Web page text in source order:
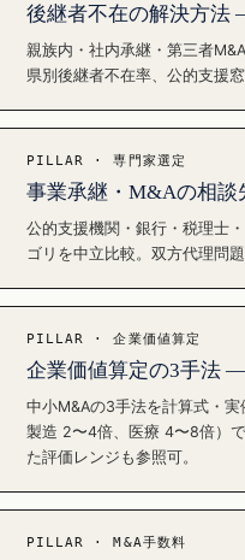
後継者不在の解決方法
親族内・社内承継・第三者
県別後継者不在率、公的支援
PILLAR · 専門家選定
事業承継・M&Aの相談
公的支援機関・銀行・税理士
ゴリを中立比較。双方代理問
PILLAR · 企業価値算定
企業価値算定の3手法
中小M&Aの3手法を計算式・実
製造 2〜4倍、医療 4〜8倍）
た評価レンジも参照可。
PILLAR · M&A手数料